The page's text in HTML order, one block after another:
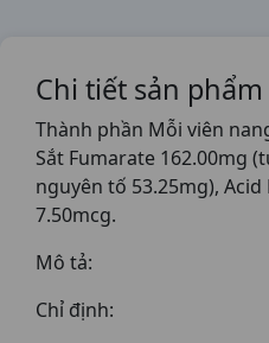
Chi tiết sản phẩm
Thành phần Mỗi viên
Sắt Fumarate 162.00mg
nguyên tố 53.25mg),
7.50mcg.
Mô tả:
Chỉ định: